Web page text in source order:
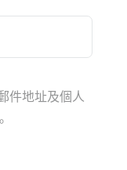
件地址及個人